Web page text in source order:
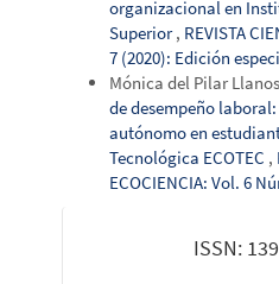
organizacional en
Superior, REVISTA
7 (2020): Edición
Mónica del Pilar
de desempeño
autónomo en
Tecnológica ECOTEC ,
ECOCIENCIA: Vol. 6
ISSN: